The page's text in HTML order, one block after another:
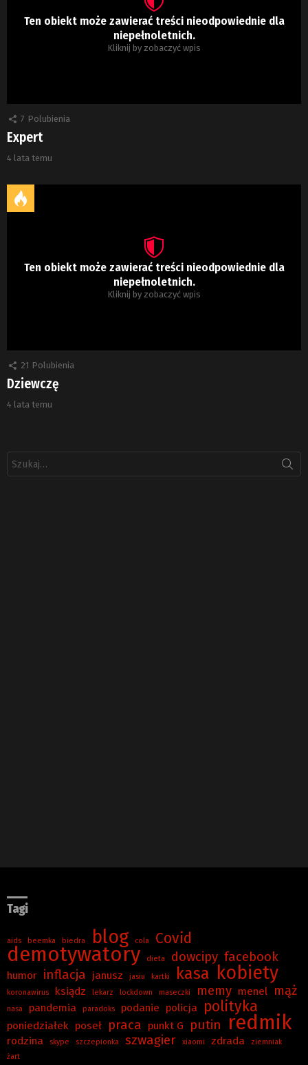
Ten obiekt może zawierać treści nieodpowiednie dla
niepełnoletnich.
Kliknij by zobaczyć wpis
7 Polubienia
Expert
4 lata temu
Ten obiekt może zawierać treści nieodpowiednie dla
niepełnoletnich.
Kliknij by zobaczyć wpis
21 Polubienia
Dziewczę
4 lata temu
Tagi
aids beemka biedra blog cola Covid
demotywatory dieta dowcipy facebook
humor inflacja janusz jasiu kartki kasa kobiety
koronawirus ksiądz lekarz lockdown maseczki memy menel mąż
nasa pandemia paradoks podanie policja polityka
poniedziałek poseł praca punkt G putin redmik
rodzina skype szczepionka szwagier xiaomi zdrada
ziemniak
żart